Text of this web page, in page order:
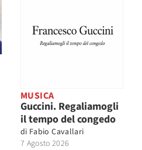
MUSICA
Guccini. Regaliamogli
il tempo del congedo
di Fabio Cavallari
7 Agosto 2026